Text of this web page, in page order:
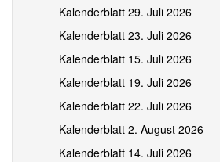
Kalenderblatt 29. Juli 2026
Kalenderblatt 23. Juli 2026
Kalenderblatt 15. Juli 2026
Kalenderblatt 19. Juli 2026
Kalenderblatt 22. Juli 2026
Kalenderblatt 2. August 2026
Kalenderblatt 14. Juli 2026